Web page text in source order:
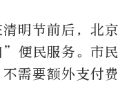
明节前后，北京
便民服务。市民
需要额外支付费